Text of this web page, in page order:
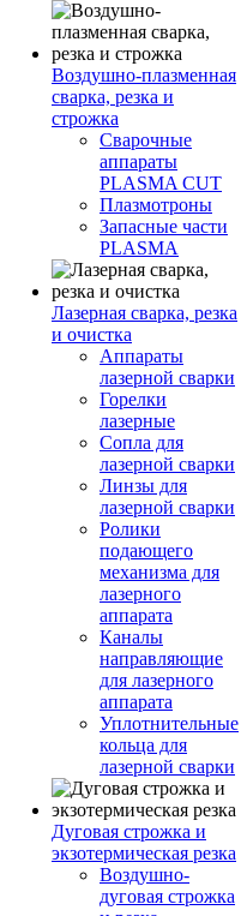
Воздушно-плазменная
сварка, резка и
строжка
Сварочные
аппараты
PLASMA CUT
Плазмотроны
Запасные части
PLASMA
Лазерная сварка, резка
и очистка
Аппараты
лазерной сварки
Горелки
лазерные
Сопла для
лазерной сварки
Линзы для
лазерной сварки
Ролики
подающего
механизма для
лазерного
аппарата
Каналы
направляющие
для лазерного
аппарата
Уплотнительные
кольца для
лазерной сварки
Дуговая строжка и
экзотермическая резка
Воздушно-
дуговая строжка